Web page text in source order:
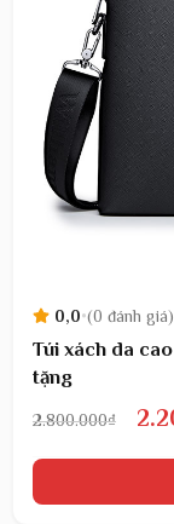
0,0•(0 đánh giá)
Túi xách da
tặng
2.800.000₫
Giá
gốc